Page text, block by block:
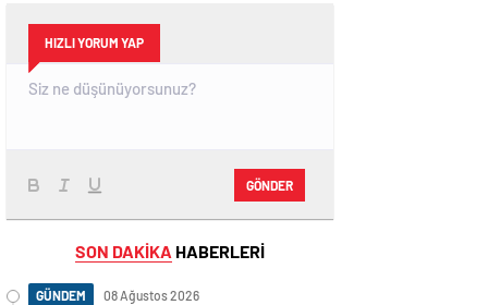
HIZLI YORUM YAP
GÖNDER
SON DAKİKA HABERLERİ
GÜNDEM 08 Ağustos 2026